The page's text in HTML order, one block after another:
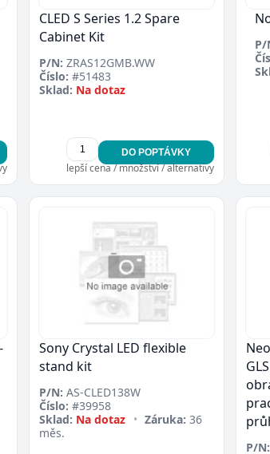
CLED S Series 1.2 Spare
Cabinet Kit
P/N: ZRAS12GMB.WW
Číslo: #51483
Sklad: Na dotaz
DO POPTÁVKY
lepší cena / množství / alternativy
P/
Sony Crystal LED flexible
stand kit
P/N: AS-CLED138W
Číslo: #39958
Sklad: Na dotaz • Záruka: 36
měs.
P/N: